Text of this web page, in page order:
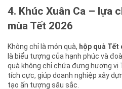
4. Khúc Xuân Ca – lựa
mùa Tết 2026
Không chỉ là món quà, hộp quà Tết
là biểu tượng của hạnh phúc và
quà không chỉ chứa đựng hương
tích cực, giúp doanh nghiệp xây
tạo ấn tượng sâu sắc.